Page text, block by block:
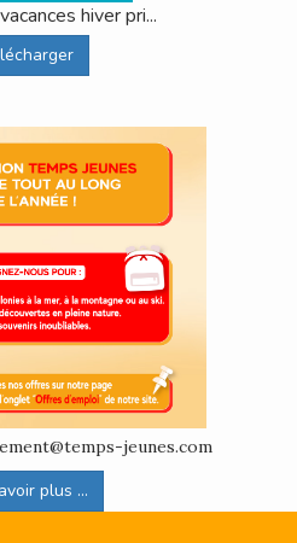
hiver pri...
jeunes.com
plus ...